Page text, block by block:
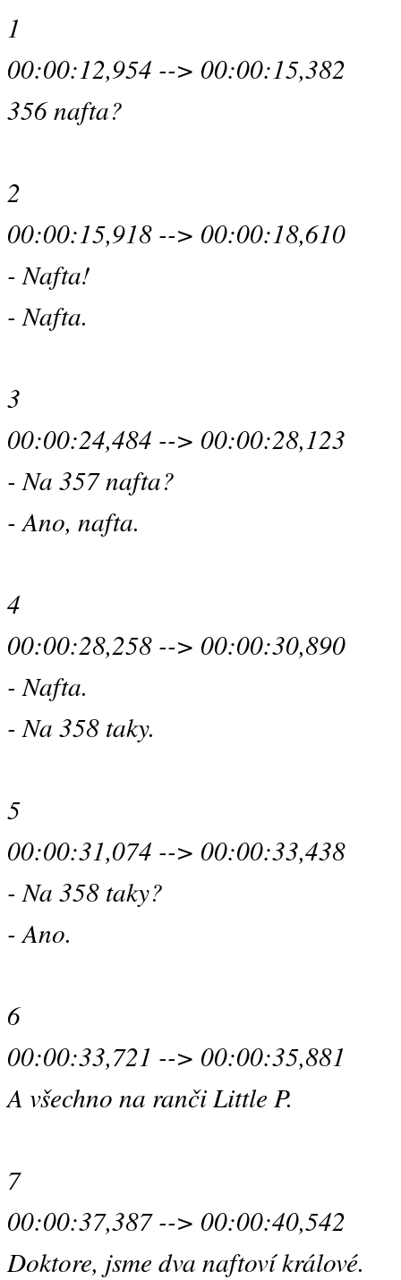
1
00:00:12,954 --> 00:00:15,382
356 nafta?
2
00:00:15,918 --> 00:00:18,610
- Nafta!
- Nafta.
3
00:00:24,484 --> 00:00:28,123
- Na 357 nafta?
- Ano, nafta.
4
00:00:28,258 --> 00:00:30,890
- Nafta.
- Na 358 taky.
5
00:00:31,074 --> 00:00:33,438
- Na 358 taky?
- Ano.
6
00:00:33,721 --> 00:00:35,881
A všechno na ranči Little P.
7
00:00:37,387 --> 00:00:40,542
Doktore, jsme dva naftoví králové.